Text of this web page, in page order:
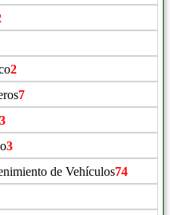
2
7
3
3
de Vehículos74